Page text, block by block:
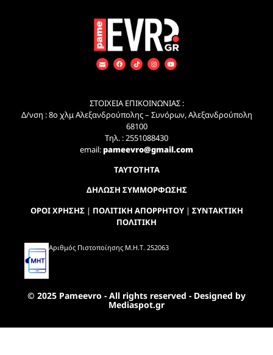
ΣΤΟΙΧΕΙΑ ΕΠΙΚΟΙΝΩΝΙΑΣ :
Δ/νση : 8ο χλμ Αλεξανδρούπολης – Συνόρων, Αλεξανδρούπολη
68100
Τηλ. : 2551088430
email:pameevro@gmail.com
ΤΑΥΤΟΤΗΤΑ
ΔΗΛΩΣΗ ΣΥΜΜΟΡΦΩΣΗΣ
ΟΡΟΙ ΧΡΗΣΗΣ| ΠΟΛΙΤΙΚΗ ΑΠΟΡΡΗΤΟΥ| ΣΥΝΤΑΚΤΙΚΗ
ΠΟΛΙΤΙΚΗ
Αριθμός Πιστοποίησης Μ.Η.Τ. 252063
© 2025 Pameevro - All rights reserved - Designed by
Mediaspot.gr